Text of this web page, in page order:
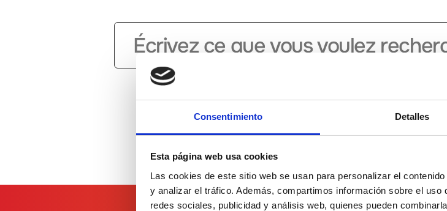
Consentimiento Detalles
Esta página web usa cookies
Las cookies de este sitio web se usan para personalizar el
y analizar el tráfico. Además, compartimos información sobre el
redes sociales, publicidad y análisis web, quienes pueden